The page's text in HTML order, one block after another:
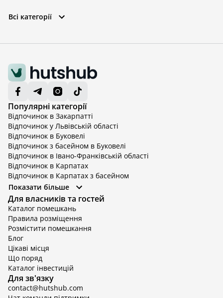
Всі категорії
Популярні категорії
Відпочинок в Закарпатті
Відпочинок у Львівській області
Відпочинок в Буковелі
Відпочинок з басейном в Буковелі
Відпочинок в Івано-Франківській області
Відпочинок в Карпатах
Відпочинок в Карпатах з басейном
Відпочинок в Київській області
Відпочинок в Київській області з басейном
Відпочинок в Тернопільській області
Відпочинок у Вінницькій області
Відпочинок в Яремче
Відпочинок у Львівській області з басейном
Відпочинок з басейном в Тернопільській області
Показати більше
Для власників та гостей
Каталог помешкань
Правила розміщення
Розмістити помешкання
Блог
Цікаві місця
Що поряд
Каталог інвестицій
Для зв'язку
contact@hutshub.com